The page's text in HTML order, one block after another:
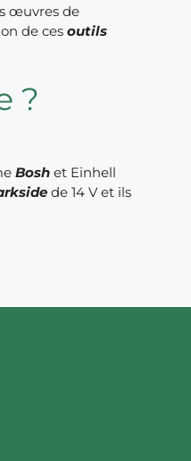
œuvres de
de cesoutils
?
Bosh et Einhell
de 14 V et ils